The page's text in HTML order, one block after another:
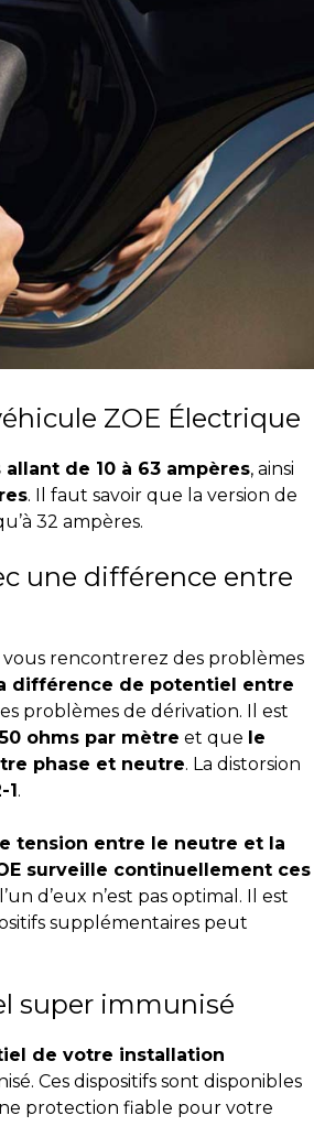
ZOE Électrique
de 10 à 63 ampères, ainsi
. Il faut savoir que la version de
32 ampères.
une différence entre
vous rencontrerez des problèmes
différence de potentiel entre
problèmes de dérivation. Il est
ohms par mètre et que le
phase et neutre. La distorsion
1.
tension entre le neutre et la
surveille continuellement ces
d’eux n’est pas optimal. Il est
supplémentaires peut
super immunisé
de votre installation
Ces dispositifs sont disponibles
protection fiable pour votre